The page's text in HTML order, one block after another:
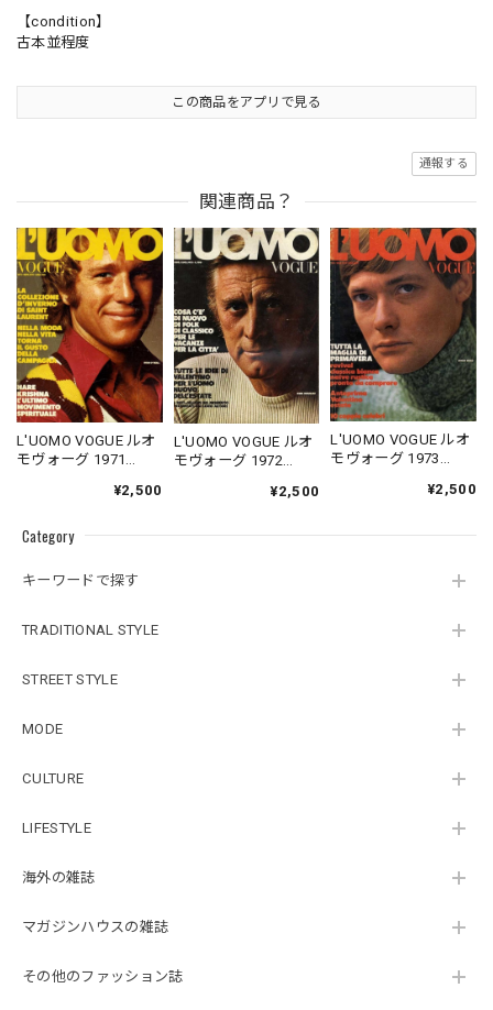
Category
キーワードで探す
TRADITIONAL STYLE
STREET STYLE
MODE
CULTURE
LIFESTYLE
海外の雑誌
マガジンハウスの雑誌
その他のファッション誌
【condition】
古本並程度
この商品をアプリで見る
通報する
関連商品？
L'UOMO VOGUE ルオ
モヴォーグ 1971
¥2,500
L'UOMO VOGUE ルオ
モヴォーグ 1972
¥2,500
L'UOMO VOGUE ルオ
モヴォーグ 1973
¥2,500